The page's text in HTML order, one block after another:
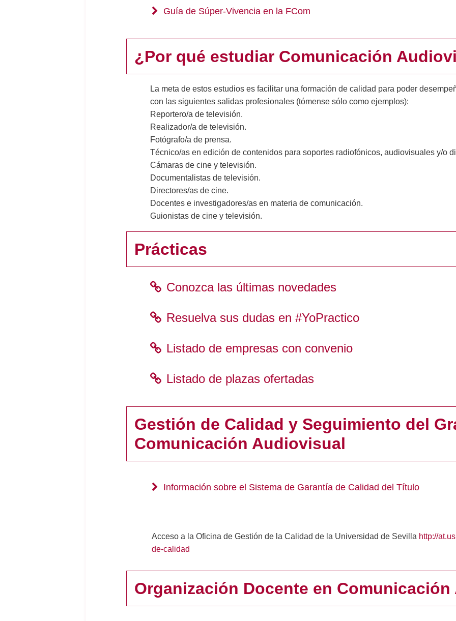
Guía de Súper-Vivencia en la FCom
¿Por qué estudiar Comunicación
La meta de estos estudios es facilitar una formación de calidad para poder
con las siguientes salidas profesionales (tómense sólo como ejemplos):
Reportero/a de televisión.
Realizador/a de televisión.
Fotógrafo/a de prensa.
Técnico/as en edición de contenidos para soportes radiofónicos, audiovisuales y/o
Cámaras de cine y televisión.
Documentalistas de televisión.
Directores/as de cine.
Docentes e investigadores/as en materia de comunicación.
Guionistas de cine y televisión.
Prácticas
Conozca las últimas novedades
Resuelva sus dudas en #YoPractico
Listado de empresas con convenio
Listado de plazas ofertadas
Gestión de Calidad y Seguimiento del
Comunicación Audiovisual
Información sobre el Sistema de Garantía de Calidad del Título
Acceso a la Oficina de Gestión de la Calidad de la Universidad de Sevilla http://
de-calidad
Organización Docente en